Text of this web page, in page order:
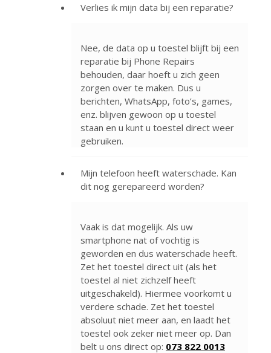
Verlies ik mijn data bij een reparatie?
Nee, de data op u toestel blijft bij een
reparatie bij Phone Repairs
behouden, daar hoeft u zich geen
zorgen over te maken. Dus u
berichten, WhatsApp, foto’s, games,
enz. blijven gewoon op u toestel
staan en u kunt u toestel direct weer
gebruiken.
Mijn telefoon heeft waterschade. Kan
dit nog gerepareerd worden?
Vaak is dat mogelijk. Als uw
smartphone nat of vochtig is
geworden en dus waterschade heeft.
Zet het toestel direct uit (als het
toestel al niet zichzelf heeft
uitgeschakeld). Hiermee voorkomt u
verdere schade. Zet het toestel
absoluut niet meer aan, en laadt het
toestel ook zeker niet meer op. Dan
belt u ons direct op: 073 822 0013